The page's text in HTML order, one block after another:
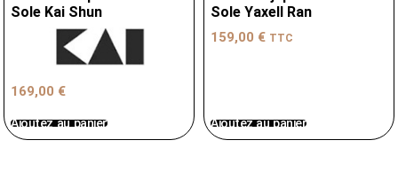
Sole Kai Shun
169,00 €
Ajoutez au panier
Sole Yaxell Ran
159,00 € TTC
Ajoutez au panier